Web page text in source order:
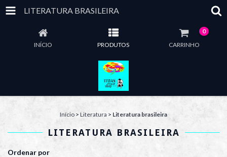
LITERATURA BRASILEIRA
INÍCIO PRODUTOS CARRINHO
0
Início > Literatura > Literatura brasileira
LITERATURA BRASILEIRA
Ordenar por